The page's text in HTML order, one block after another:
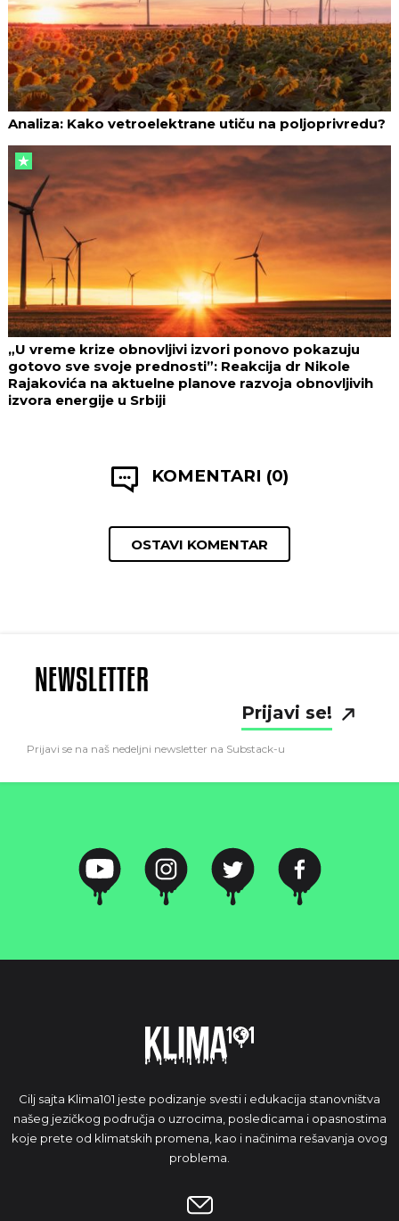
Analiza: Kako vetroelektrane utiču na poljoprivredu?
„U vreme krize obnovljivi izvori ponovo pokazuju
gotovo sve svoje prednosti”: Reakcija dr Nikole
Rajakovića na aktuelne planove razvoja obnovljivih
izvora energije u Srbiji
KOMENTARI (0)
OSTAVI KOMENTAR
NEWSLETTER
Prijavi se!
Prijavi se na naš nedeljni newsletter na Substack-u
Cilj sajta Klima101 jeste podizanje svesti i edukacija stanovništva
našeg jezičkog područja o uzrocima, posledicama i opasnostima
koje prete od klimatskih promena, kao i načinima rešavanja ovog
problema.